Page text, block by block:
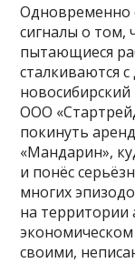
Одновременно
сигналы о том,
пытающиеся
сталкиваются
ООО
покинуть
«Мандарин»,
и понёс
многих
на территории
своими,